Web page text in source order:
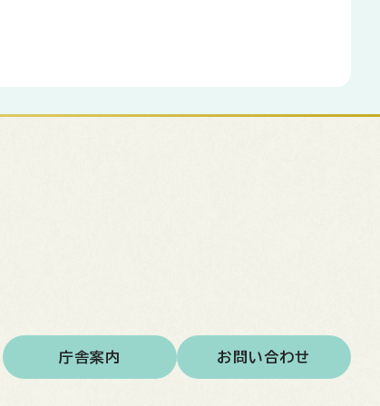
庁舎案内 お問い合わせ